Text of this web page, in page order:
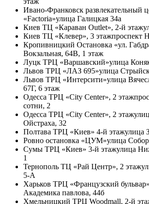
Ивано-Франковск развлекательный
«Factoria»улица Галицкая 34а
Киев ТЦ «Караван Outlet», 2-й этаж
Киев ТЦ «Клевер», 3 этажпроспект
Кропивницкий Остановка «ул.
Вокзальная, 64В, 1 этаж
Луцк ТРЦ «Варшавский»улица
Львов ТРЦ «ЛАЗ 695»улица
Львов ТРЦ «Интерсити»улица
67Г, 6 этаж
Одесса ТРЦ «City Center», 2 этаж
сотни, 2
Одесса ТРЦ «City Center», 2 этаж
Ойстраха, 32
Полтава ТРЦ «Киев» 4-й этажулица
Ровно остановка «ЦУМ»улица
Сумы ТРЦ «Киев» 3-й этажулица
1
Тернополь ТЦ «Рай Центр», 2 этаж
5-А
Харьков ТРЦ «Французский
Академика павлова, 44б
Хмельницкий ТРЦ Woodmall, 2-й